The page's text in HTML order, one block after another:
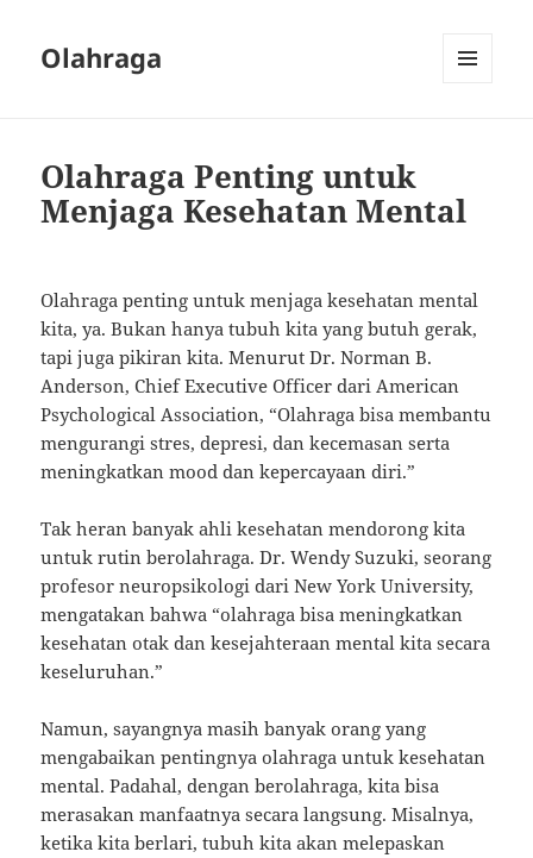
Olahraga
Olahraga Penting untuk
Menjaga Kesehatan Mental
Olahraga penting untuk menjaga kesehatan mental
kita, ya. Bukan hanya tubuh kita yang butuh gerak,
tapi juga pikiran kita. Menurut Dr. Norman B.
Anderson, Chief Executive Officer dari American
Psychological Association, “Olahraga bisa membantu
mengurangi stres, depresi, dan kecemasan serta
meningkatkan mood dan kepercayaan diri.”
Tak heran banyak ahli kesehatan mendorong kita
untuk rutin berolahraga. Dr. Wendy Suzuki, seorang
profesor neuropsikologi dari New York University,
mengatakan bahwa “olahraga bisa meningkatkan
kesehatan otak dan kesejahteraan mental kita secara
keseluruhan.”
Namun, sayangnya masih banyak orang yang
mengabaikan pentingnya olahraga untuk kesehatan
mental. Padahal, dengan berolahraga, kita bisa
merasakan manfaatnya secara langsung. Misalnya,
ketika kita berlari, tubuh kita akan melepaskan